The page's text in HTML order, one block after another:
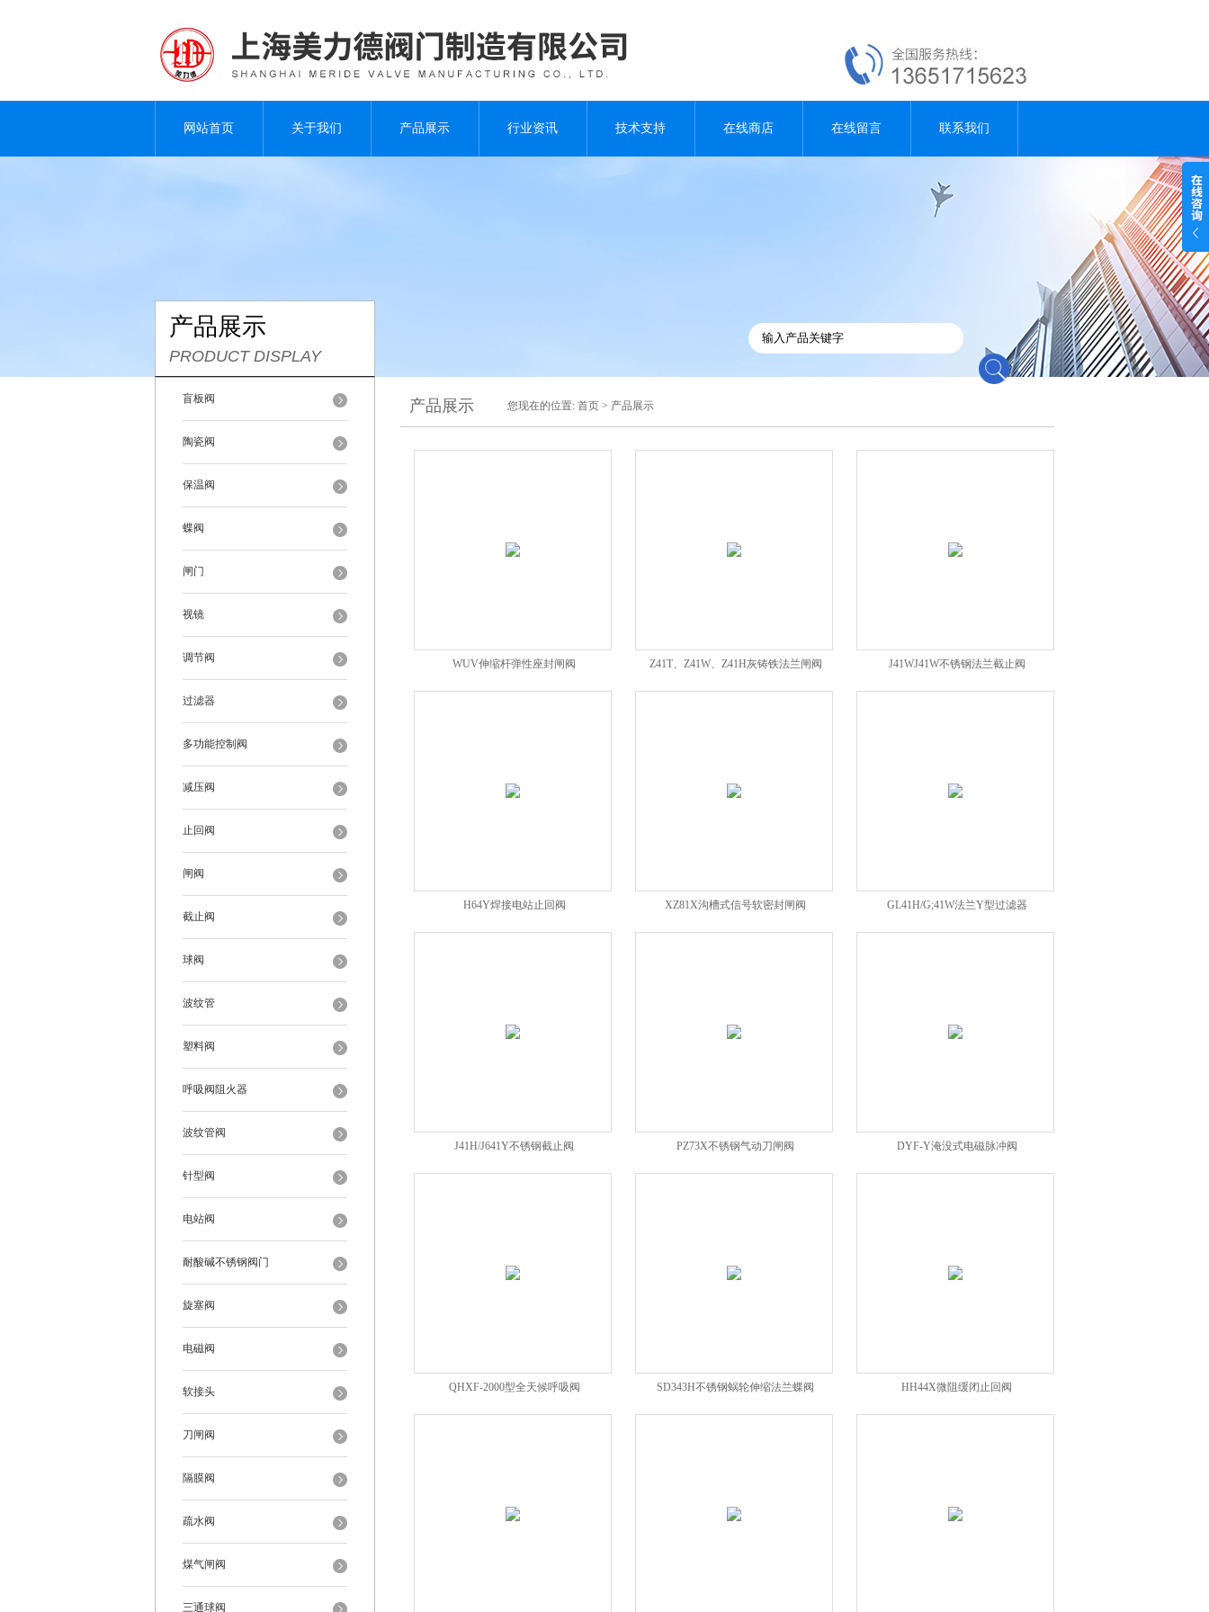
网站首页 关于我们 产品展示 行业资讯 技术支持 在线商店 在线留言 联系我们
产品展示
PRODUCT DISPLAY
盲板阀
陶瓷阀
保温阀
蝶阀
闸门
视镜
调节阀
过滤器
多功能控制阀
减压阀
止回阀
闸阀
截止阀
球阀
波纹管
塑料阀
呼吸阀阻火器
波纹管阀
针型阀
电站阀
耐酸碱不锈钢阀门
旋塞阀
电磁阀
软接头
刀闸阀
隔膜阀
疏水阀
煤气闸阀
三通球阀
产品展示 您现在的位置: 首页 > 产品展示
WUV伸缩杆弹性座封闸阀 Z41T、Z41W、Z41H灰铸铁法兰闸阀 J41WJ41W不锈钢法兰截止阀
H64Y焊接电站止回阀 XZ81X沟槽式信号软密封闸阀 GL41H/G;41W法兰Y型过滤器
J41H/J641Y不锈钢截止阀 PZ73X不锈钢气动刀闸阀 DYF-Y淹没式电磁脉冲阀
QHXF-2000型全天候呼吸阀 SD343H不锈钢蜗轮伸缩法兰蝶阀 HH44X微阻缓闭止回阀